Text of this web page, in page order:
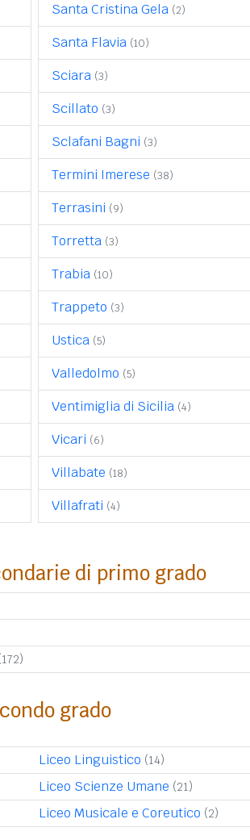
Santa Cristina Gela (2)
Santa Flavia (10)
Sciara (3)
Scillato (3)
Sclafani Bagni (3)
Termini Imerese (38)
Terrasini (9)
Torretta (3)
Trabia (10)
Trappeto (3)
Ustica (5)
Valledolmo (5)
Ventimiglia di Sicilia (4)
Vicari (6)
Villabate (18)
Villafrati (4)
di primo grado
grado
Liceo Linguistico (14)
Liceo Scienze Umane (21)
Liceo Musicale e Coreutico (2)